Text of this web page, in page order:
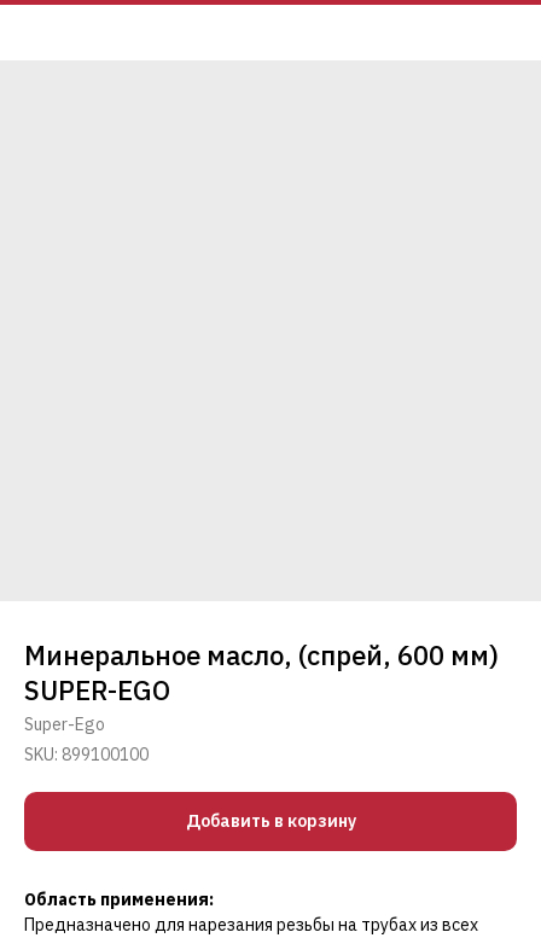
Минеральное масло, (спрей, 600 мм)
SUPER-EGO
Super-Ego
SKU: 899100100
Добавить в корзину
Область применения:
Предназначено для нарезания резьбы на трубах из всех